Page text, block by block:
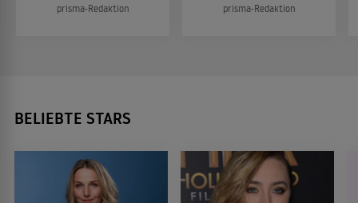
prisma-Redaktion prisma-Redaktion
BELIEBTE STARS